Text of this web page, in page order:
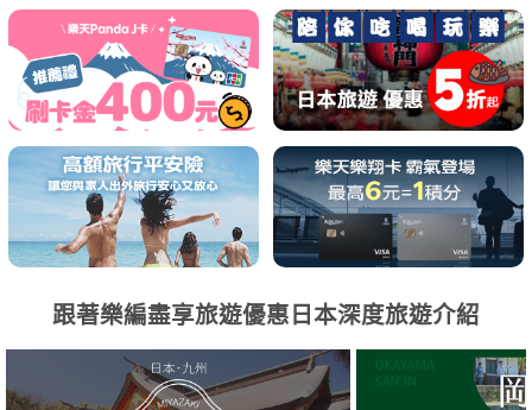
跟著樂編盡享旅遊優惠日本深度旅遊介紹